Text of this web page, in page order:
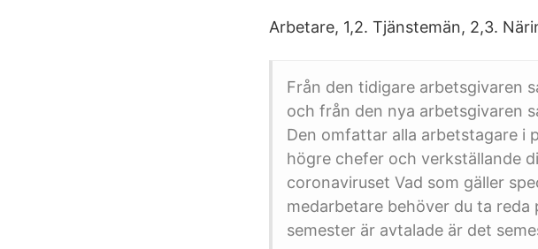
Arbetare, 1,2. Tjänstemän, 2,3.
Från den tidigare arbetsgivaren
och från den nya arbetsgivaren
Den omfattar alla arbetstagare i
högre chefer och verkställande
coronaviruset Vad som gäller
medarbetare behöver du ta reda
semester är avtalade är det